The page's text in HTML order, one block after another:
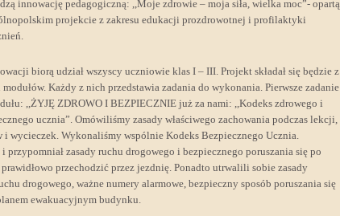
innowację pedagogiczną: ,,Moje zdrowie – moja siła, wielka moc”- opartą
projekcie z zakresu edukacji prozdrowotnej i profilaktyki
biorą udział wszyscy uczniowie klas I – III. Projekt składał się będzie z
Każdy z nich przedstawia zadania do wykonania. Pierwsze zadanie
,,ŻYJĘ ZDROWO I BEZPIECZNIE już za nami: ,,Kodeks zdrowego i
ucznia”. Omówiliśmy zasady właściwego zachowania podczas lekcji,
i wycieczek. Wykonaliśmy wspólnie Kodeks Bezpiecznego Ucznia.
przypomniał zasady ruchu drogowego i bezpiecznego poruszania się po
przechodzić przez jezdnię. Ponadto utrwalili sobie zasady
drogowego, ważne numery alarmowe, bezpieczny sposób poruszania się
ewakuacyjnym budynku.